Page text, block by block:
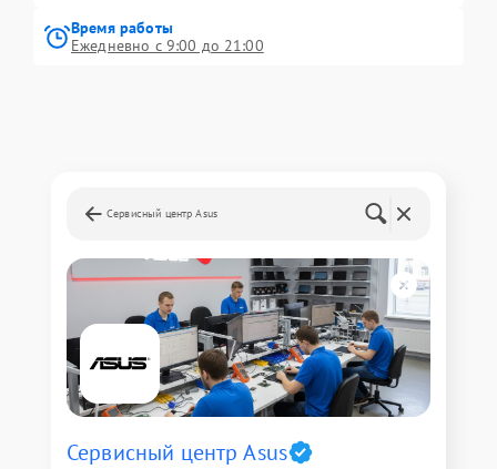
Время работы
Ежедневно с 9:00 до 21:00
Сервисный центр Asus
Сервисный центр Asus